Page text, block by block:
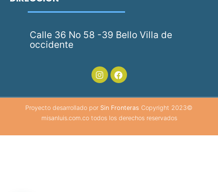
Calle 36 No 58 -39 Bello Villa de
occidente
Proyecto desarrollado por Sin Fronteras Copyright 2023©
misanluis.com.co todos los derechos reservados